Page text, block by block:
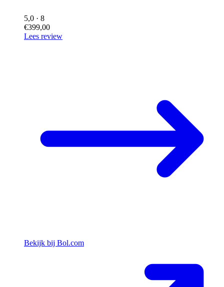
5,0 · 8
€399,00
Lees review
Bekijk bij Bol.com